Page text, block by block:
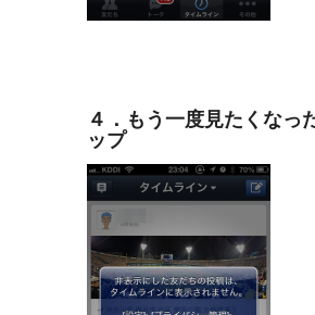
４．もう一度見たくなっ
ップ